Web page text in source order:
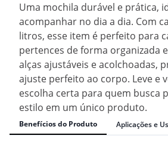
Uma mochila durável e prática,
acompanhar no dia a dia. Com
litros, esse item é perfeito para
pertences de forma organizada
alças ajustáveis e acolchoadas,
ajuste perfeito ao corpo. Leve e
escolha certa para quem busca
estilo em um único produto.
Benefícios do Produto Aplicações e